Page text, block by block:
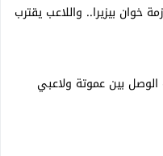
خوان بيزيرا.. واللاعب يقترب
بين عموتة ولاعبي